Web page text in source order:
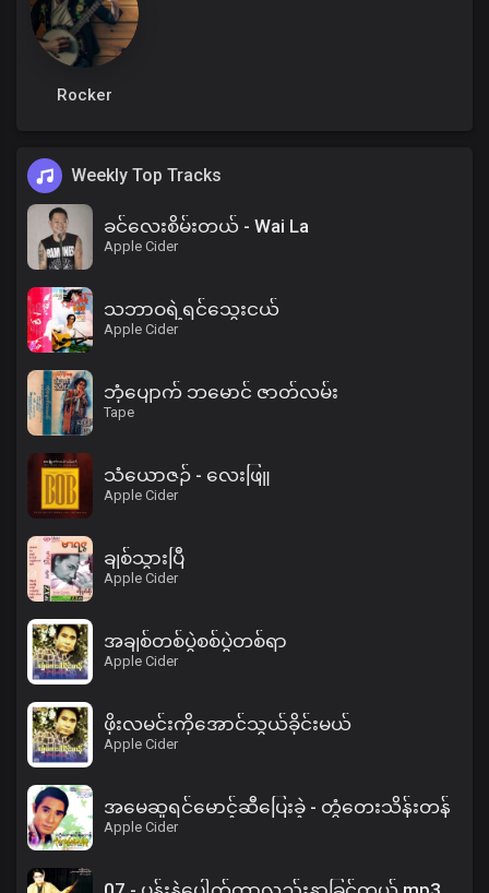
Rocker
Weekly Top Tracks
ခင်လေးစိမ်းတယ် - Wai La
Apple Cider
သဘာဝရဲ့ရင်သွေးငယ်
Apple Cider
ဘုံပျောက် ဘမောင် ဇာတ်လမ်း
Tape
သံယောဇဉ် - လေးဖြူ
Apple Cider
ချစ်သွားပြီ
Apple Cider
အချစ်တစ်ပွဲစစ်ပွဲတစ်ရာ
Apple Cider
ဖိုးလမင်းကိုအောင်သွယ်ခိုင်းမယ်
Apple Cider
အမေဆူရင်မောင့်ဆီပြေးခဲ့ - တွံတေးသိန်းတန်
Apple Cider